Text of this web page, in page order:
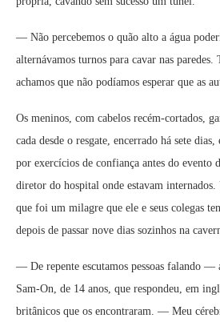
— Não percebemos o quão alto a água
alternávamos turnos para cavar nas paredes.
achamos que não podíamos esperar que as
Os meninos, com cabelos recém-cortados,
cada desde o resgate, encerrado há sete
por exercícios de confiança antes do evento
diretor do hospital onde estavam
que foi um milagre que ele e seus colegas
depois de passar nove dias sozinhos na
— De repente escutamos pessoas falando
Sam-On, de 14 anos, que respondeu, em
britânicos que os encontraram. — Meu